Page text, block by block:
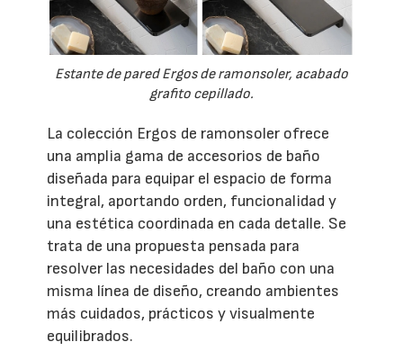
Estante de pared Ergos de ramonsoler, acabado
grafito cepillado.
La colección Ergos de ramonsoler ofrece
una amplia gama de accesorios de baño
diseñada para equipar el espacio de forma
integral, aportando orden, funcionalidad y
una estética coordinada en cada detalle. Se
trata de una propuesta pensada para
resolver las necesidades del baño con una
misma línea de diseño, creando ambientes
más cuidados, prácticos y visualmente
equilibrados.